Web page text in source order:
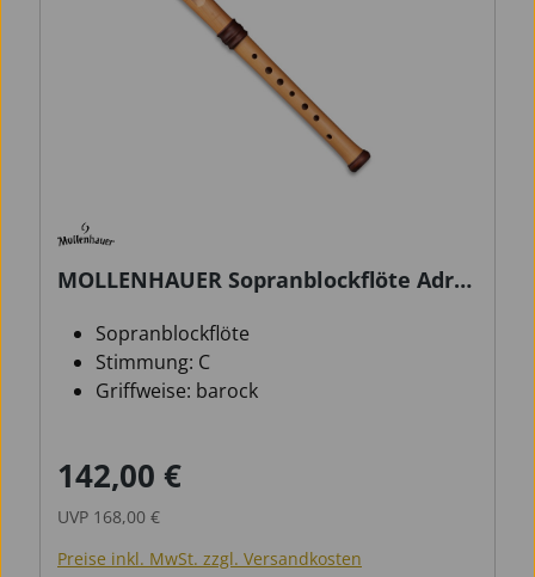
MOLLENHAUER Sopranblockflöte Adris
Sopranblockflöte
Stimmung: C
Griffweise: barock
Verkaufspreis:
142,00 €
UVP 168,00 €
Preise inkl. MwSt. zzgl. Versandkosten